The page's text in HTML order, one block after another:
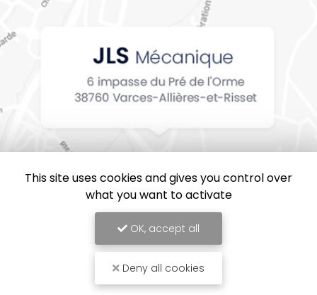
JLS Mécanique, Entreprise de mécanique industrielle en Isère
Mentions légales
Liens utiles
This site uses cookies and gives you control over
what you want to activate
OK, accept all
Deny all cookies